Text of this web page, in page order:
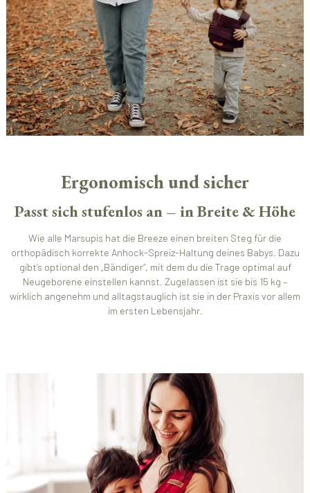
Ergonomisch und sicher
Passt sich stufenlos an – in Breite & Höhe
Wie alle Marsupis hat die Breeze einen breiten Steg für die
orthopädisch korrekte Anhock-Spreiz-Haltung deines Babys. Dazu
gibt’s optional den „Bändiger“, mit dem du die Trage optimal auf
Neugeborene einstellen kannst. Zugelassen ist sie bis 15 kg –
wirklich angenehm und alltagstauglich ist sie in der Praxis vor allem
im ersten Lebensjahr.